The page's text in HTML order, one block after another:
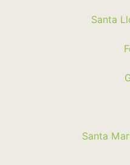
Santa
Santa